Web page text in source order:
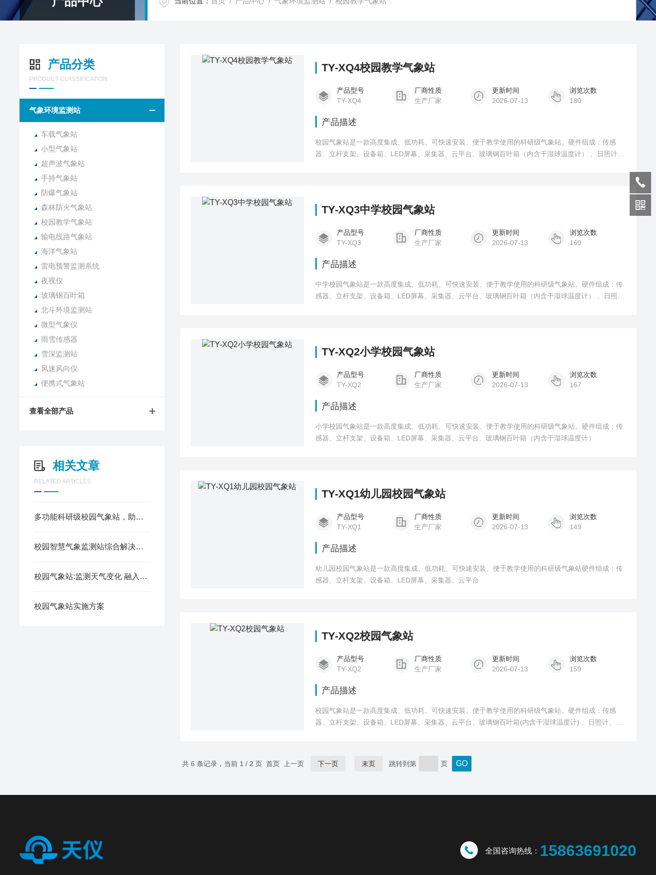
产品分类
PRODUCT CLASSIFICATION
气象环境监测站
车载气象站
小型气象站
超声波气象站
手持气象站
防爆气象站
森林防火气象站
校园教学气象站
输电线路气象站
海洋气象站
雷电预警监测系统
夜视仪
玻璃钢百叶箱
北斗环境监测站
微型气象仪
雨雪传感器
雪深监测站
风速风向仪
便携式气象站
查看全部产品
相关文章
RELATED ARTICLES
多功能科研级校园气象站，助力学校打造特色科创教育品牌
校园智慧气象监测站综合解决方案
校园气象站:监测天气变化 融入科学教育
校园气象站实施方案
TY-XQ4校园教学气象站
产品型号
TY-XQ4
厂商性质
生产厂家
更新时间
2026-07-13
浏览次数
180
产品描述
校园气象站是一款高度集成、低功耗、可快速安装、便于教学使用的科研级气象站。硬件组成：传感
器、立杆支架、设备箱、LED屏幕、采集器、云平台、玻璃钢百叶箱（内含干湿球温度计） 、日照计、
TY-XQ3中学校园气象站
产品型号
TY-XQ3
厂商性质
生产厂家
更新时间
2026-07-13
浏览次数
160
产品描述
中学校园气象站是一款高度集成、低功耗、可快速安装、便于教学使用的科研级气象站。硬件组成：传
感器、立杆支架、设备箱、LED屏幕、采集器、云平台、玻璃钢百叶箱（内含干湿球温度计） 、日照
TY-XQ2小学校园气象站
产品型号
TY-XQ2
厂商性质
生产厂家
更新时间
2026-07-13
浏览次数
167
产品描述
小学校园气象站是一款高度集成、低功耗、可快速安装、便于教学使用的科研级气象站。硬件组成：传
感器、立杆支架、设备箱、LED屏幕、采集器、云平台、玻璃钢百叶箱（内含干湿球温度计）
TY-XQ1幼儿园校园气象站
产品型号
TY-XQ1
厂商性质
生产厂家
更新时间
2026-07-13
浏览次数
149
产品描述
幼儿园校园气象站是一款高度集成、低功耗、可快速安装、便于教学使用的科研级气象站硬件组成：传
感器、立杆支架、设备箱、LED屏幕、采集器、云平台
TY-XQ2校园气象站
产品型号
TY-XQ2
厂商性质
生产厂家
更新时间
2026-07-13
浏览次数
159
产品描述
校园气象站是一款高度集成、低功耗、可快速安装、便于教学使用的科研级气象站。硬件组成：传感
器、立杆支架、设备箱、LED屏幕、采集器、云平台、玻璃钢百叶箱(内含干湿球温度计) 、日照计、围
共 6 条记录，当前 1 / 2 页 首页 上一页 下一页 末页 跳转到第 页
全国咨询热线： 15863691020